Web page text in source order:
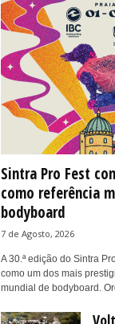
Sintra Pro Fest
como referência
bodyboard
7 de Agosto, 2026
A 30.ª edição do Sintra
como um dos mais
mundial de bodyboard.